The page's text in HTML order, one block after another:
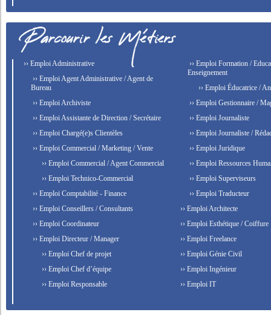
›› Emploi Administrative
›› Emploi Agent Administrative / Agent de
Bureau
›› Emploi Archiviste
›› Emploi Assistante de Direction / Secrétaire
›› Emploi Chargé(e)s Clientèles
›› Emploi Commercial / Marketing / Vente
›› Emploi Commercial / Agent Commercial
›› Emploi Technico-Commercial
›› Emploi Comptabilité - Finance
›› Emploi Conseillers / Consultants
›› Emploi Coordinateur
›› Emploi Directeur / Manager
›› Emploi Chef de projet
›› Emploi Chef d’équipe
›› Emploi Responsable
›› Emploi Formation /
Enseignement
›› Emploi Éducatrice /
›› Emploi Gestionnaire /
›› Emploi Journaliste
›› Emploi Journaliste /
›› Emploi Juridique
›› Emploi Ressources
›› Emploi Superviseurs
›› Emploi Traducteur
›› Emploi Architecte
›› Emploi Esthétique / Coiffure
›› Emploi Freelance
›› Emploi Génie Civil
›› Emploi Ingénieur
›› Emploi IT